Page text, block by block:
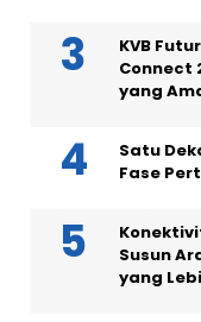
KVB
Connect
yang
Satu
Fase
Susun
yang